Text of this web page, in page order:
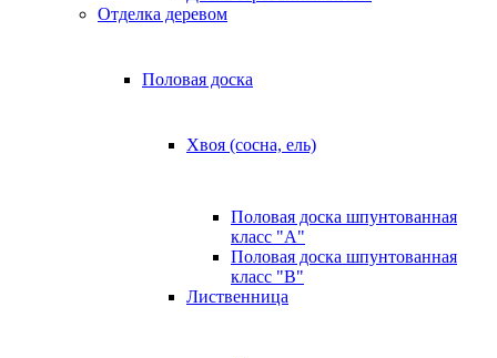
Отделка деревом
Половая доска
Хвоя (сосна, ель)
Половая доска шпунтованная
класс "А"
Половая доска шпунтованная
класс "B"
Лиственница